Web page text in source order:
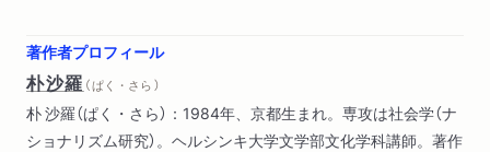
著作者プロフィール
朴沙羅 （ ぱく・さら ）
朴 沙羅（ぱく・さら）：1984年、京都生まれ。専攻は社会学（ナ
ショナリズム研究）。ヘルシンキ大学文学部文化学科講師。著作